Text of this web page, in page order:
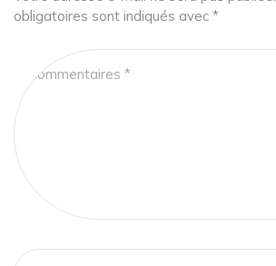
obligatoires sont indiqués avec *